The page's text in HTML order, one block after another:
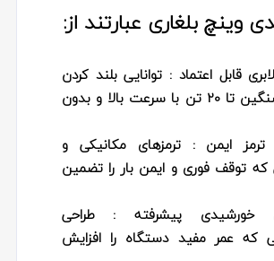
وینچ بلغاری عبارتند از:
قابل اعتماد : توانایی بلند کردن
بارهای سنگین تا 20 تن با سرعت بالا و بدون
ایمن : ترمز‌های مکانیکی و
که توقف فوری و ایمن بار را تضمین
خورشیدی پیشرفته : طراحی
که عمر مفید دستگاه را افزایش